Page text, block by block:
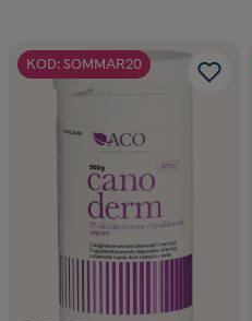
KOD: SOMMAR20